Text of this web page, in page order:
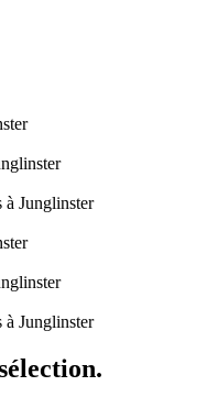
à Junglinster
à Junglinster